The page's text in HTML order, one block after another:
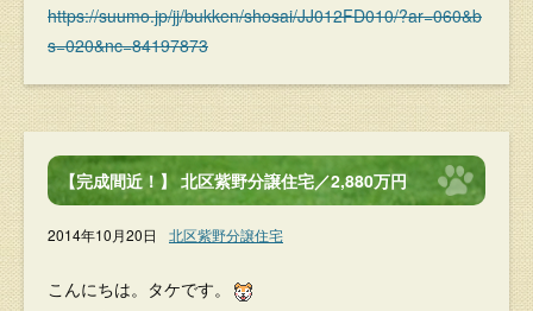
https://suumo.jp/jj/bukken/shosai/JJ012FD010/?ar=060&b
s=020&nc=84197873
【完成間近！】 北区紫野分譲住宅／2,880万円
2014年10月20日 北区紫野分譲住宅
こんにちは。タケです。